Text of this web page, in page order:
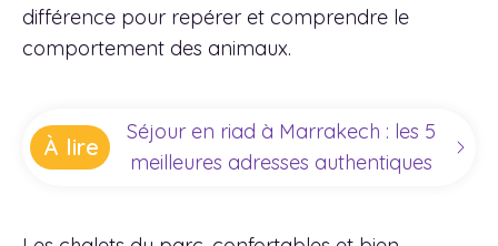
différence pour repérer et comprendre le
comportement des animaux.
À lire
Séjour en riad à Marrakech : les 5
meilleures adresses authentiques